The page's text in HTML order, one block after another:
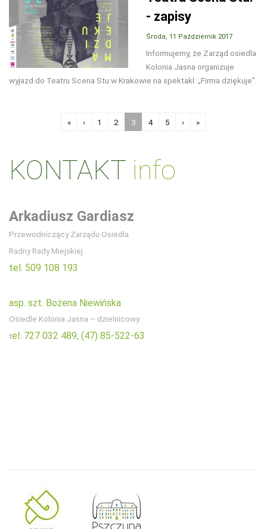
- zapisy
Środa, 11 Październik 2017
Informujemy, że Zarząd osiedla
Kolonia Jasna organizuje
wyjazd do Teatru Scena Stu w Krakowie na spektakl: „Firma dziękuje”.
« ‹ 1 2 3 4 5 › »
KONTAKT info
Arkadiusz Gardiasz
Przewodniczący Zarządu Osiedla
Radny Rady Miejskiej
tel. 509 108 193
asp. szt. Bożena Niewińska
Osiedle Kolonia Jasna – dzielnicowy
tel. 727 032 489, (47) 85-522-63